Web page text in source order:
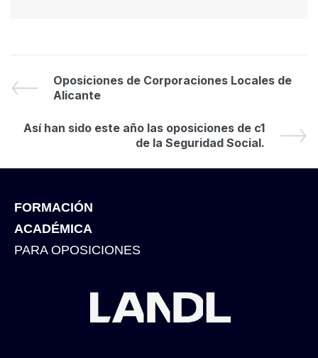
Oposiciones de Corporaciones Locales de
Alicante
Así han sido este año las oposiciones de c1
de la Seguridad Social.
FORMACIÓN
ACADÉMICA
PARA OPOSICIONES